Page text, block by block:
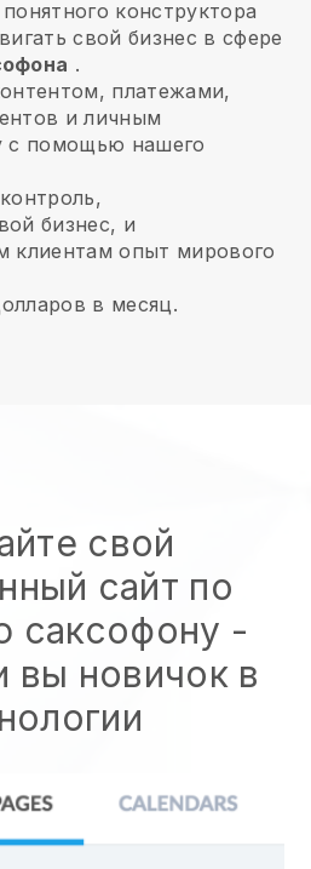
конструктора
свой бизнес в сфере
.
платежами,
и личным
с помощью нашего
бизнес, и
клиентам опыт мирового
в месяц.
свой
сайт по
саксофону -
вы новичок в